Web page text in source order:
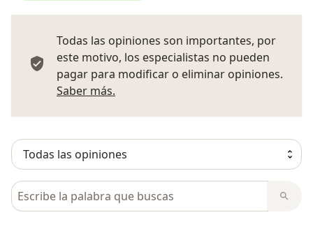
Todas las opiniones son importantes, por
este motivo, los especialistas no pueden
pagar para modificar o eliminar opiniones.
Saber más.
Busca en opiniones